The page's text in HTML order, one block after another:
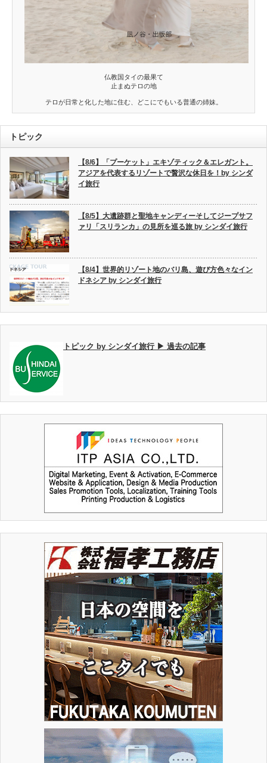
仏教国タイの最果て
止まぬテロの地
テロが日常と化した地に住む、どこにでもいる普通の姉妹。
トピック
【8/6】「プーケット」エキゾティック＆エレガント。
アジアを代表するリゾートで贅沢な休日を！by シンダ
イ旅行
【8/5】大遺跡群と聖地キャンディーそしてジープサフ
ァリ「スリランカ」の見所を巡る旅 by シンダイ旅行
【8/4】世界的リゾート地のバリ島、遊び方色々なイン
ドネシア by シンダイ旅行
トピック by シンダイ旅行 ▶ 過去の記事